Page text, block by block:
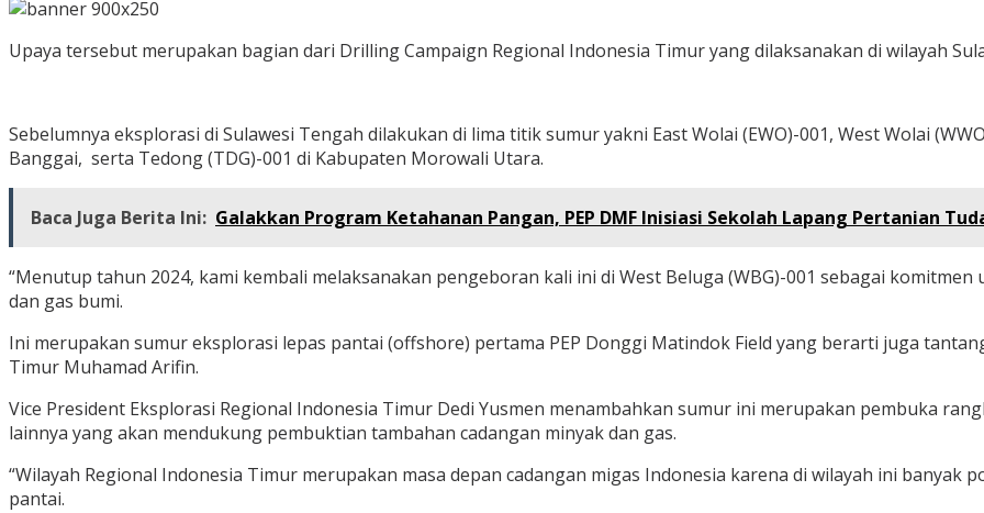
Upaya tersebut merupakan bagian dari Drilling Campaign Regional Indonesia Timur yang dilaksanakan di wilayah
Sebelumnya eksplorasi di Sulawesi Tengah dilakukan di lima titik sumur yakni East Wolai (EWO)-001, West Wolai
Banggai, serta Tedong (TDG)-001 di Kabupaten Morowali Utara.
Baca Juga Berita Ini: Galakkan Program Ketahanan Pangan, PEP DMF Inisiasi Sekolah Lapang Pertanian
“Menutup tahun 2024, kami kembali melaksanakan pengeboran kali ini di West Beluga (WBG)-001 sebagai
dan gas bumi.
Ini merupakan sumur eksplorasi lepas pantai (offshore) pertama PEP Donggi Matindok Field yang berarti juga
Timur Muhamad Arifin.
Vice President Eksplorasi Regional Indonesia Timur Dedi Yusmen menambahkan sumur ini merupakan pembuka
lainnya yang akan mendukung pembuktian tambahan cadangan minyak dan gas.
“Wilayah Regional Indonesia Timur merupakan masa depan cadangan migas Indonesia karena di wilayah ini banyak
pantai.